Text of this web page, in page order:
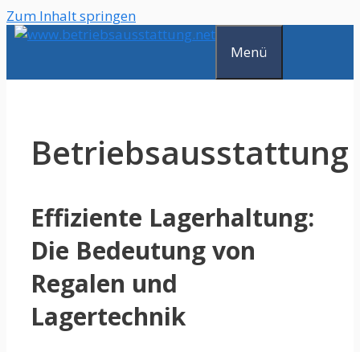
Zum Inhalt springen
Menü
Betriebsausstattung
Effiziente Lagerhaltung:
Die Bedeutung von
Regalen und
Lagertechnik